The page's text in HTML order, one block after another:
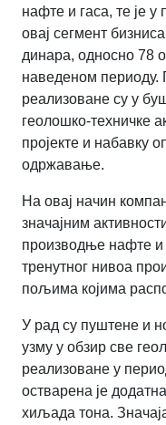
нафте и гаса, те је
овај сегмент
динара, односно 78
наведеном периоду.
реализоване су у
геолошко-техничке
пројекте и набавку
одржавање.
На овај начин
значајним
производње нафте и
тренутног нивоа
пољима којима
У рад су пуштене и
узму у обзир све
реализоване у
остварена је
хиљада тона.